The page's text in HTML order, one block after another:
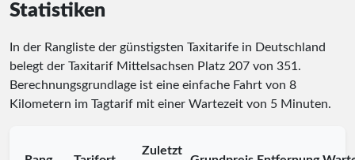
Statistiken
In der Rangliste der günstigsten Taxitarife in Deutschland
belegt der Taxitarif Mittelsachsen Platz 207 von 351.
Berechnungsgrundlage ist eine einfache Fahrt von 8
Kilometern im Tagtarif mit einer Wartezeit von 5 Minuten.
Zuletzt